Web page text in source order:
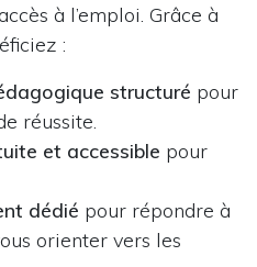
à l’emploi. Grâce à
:
structuré pour
réussite.
et accessible pour
dédié pour répondre à
orienter vers les